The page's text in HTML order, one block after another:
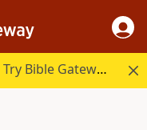
Try Bible Gateway Plus.